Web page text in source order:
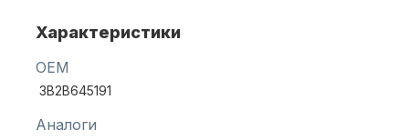
Характеристики
OEM
3B2B645191
Аналоги